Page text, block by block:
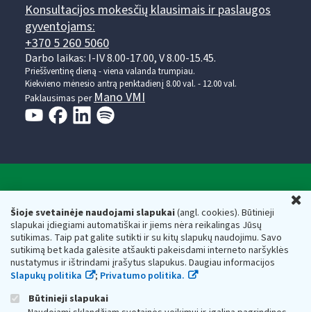
Šioje svetainėje naudojami slapukai(angl. cookies). Būtinieji
slapukai įdiegiami automatiškai ir jiems nėra reikalingas Jūsų
sutikimas. Taip pat galite sutikti ir su kitų slapukų naudojimu. Savo
sutikimą bet kada galėsite atšaukti pakeisdami interneto naršyklės
nustatymus ir ištrindami įrašytus slapukus. Daugiau informacijos
Slapukų politika
; Privatumo politika.
Būtinieji slapukai
Konsultacijos mokesčių klausimais ir paslaugos
gyventojams:
+370 5 260 5060
Darbo laikas: I-IV 8.00-17.00, V 8.00-15.45.
Prieššventinę dieną - viena valanda trumpiau.
Kiekvieno mėnesio antrą penktadienį 8.00 val. - 12.00 val.
Paklausimas per Mano VMI
Respublikos finansų ministerijos
Biudžetinė įstaiga. Juridinio asmens kodas — 188659752,
adresas: Vasario 16-osios g. 14, 01107 Vilnius, Lietuva, el.paštas:
vmi@vmi.lt, E. pristatymo dėžutės adresas 188659752
Duomenys apie Valstybinę mokesčių inspekciją prie Lietuvos
Respublikos finansų ministerijos kaupiami ir saugomi Juridinių